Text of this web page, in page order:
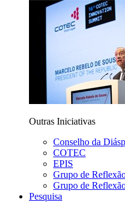
Outras Iniciativas
Conselho da
COTEC
EPIS
Grupo de
Grupo de
Pesquisa